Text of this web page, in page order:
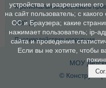
X региональный фестиваль
ФОП ДО
Противодействие коррупции
МОУ
©
устройства и разрешение
на сайт пользователь; с
ОС и Браузера; какие
нажимает пользователь; ip-
сайта и проведения
Если вы не хотите, чтобы